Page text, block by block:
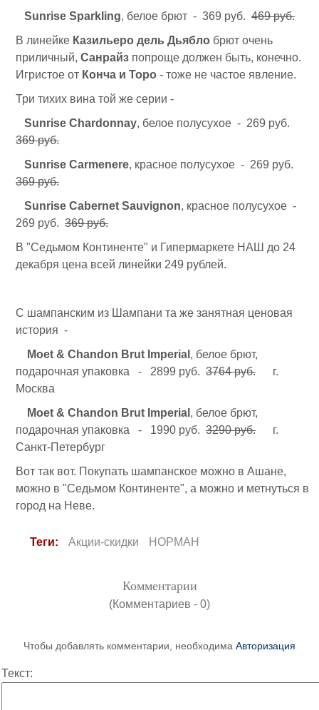
Sunrise Sparkling, белое брют - 369 руб. 469 руб.
В линейке Казильеро дель Дьябло брют очень
приличный, Санрайз попроще должен быть, конечно.
Игристое от Конча и Торо - тоже не частое явление.
Три тихих вина той же серии -
Sunrise Chardonnay, белое полусухое - 269 руб.
369 руб.
Sunrise Carmenere, красное полусухое - 269 руб.
369 руб.
Sunrise Cabernet Sauvignon, красное полусухое -
269 руб. 369 руб.
В "Седьмом Континенте" и Гипермаркете НАШ до 24
декабря цена всей линейки 249 рублей.
С шампанским из Шампани та же занятная ценовая
история -
Moet & Chandon Brut Imperial , белое брют,
подарочная упаковка - 2899 руб. 3764 руб. г.
Москва
Moet & Chandon Brut Imperial , белое брют,
подарочная упаковка - 1990 руб. 3290 руб. г.
Санкт-Петербург
Вот так вот. Покупать шампанское можно в Ашане,
можно в "Седьмом Континенте", а можно и метнуться в
город на Неве.
Теги: Акции-скидки НОРМАН
Комментарии
(Комментариев - 0)
Чтобы добавлять комментарии, необходима Авторизация
Текст: